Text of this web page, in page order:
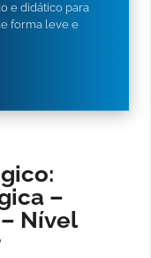
e didático para
forma leve e
–
Nível